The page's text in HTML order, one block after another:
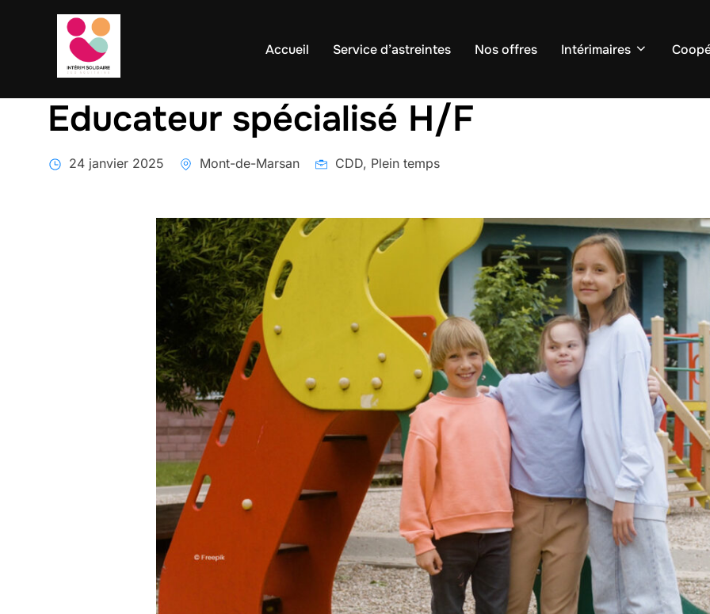
Accueil Service d’astreintes Nos offres Intérimaires
Educateur spécialisé H/F
24 janvier 2025 Mont-de-Marsan CDD, Plein temps